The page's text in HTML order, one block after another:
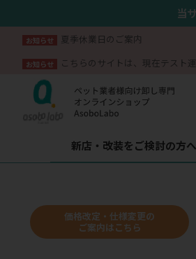
当
お知らせ 夏季休業日のご案内
お知らせ こちらのサイトは、現在テスト
新店・改装をご検討の方へ
価格改定・仕様変更の
ご案内はこちら